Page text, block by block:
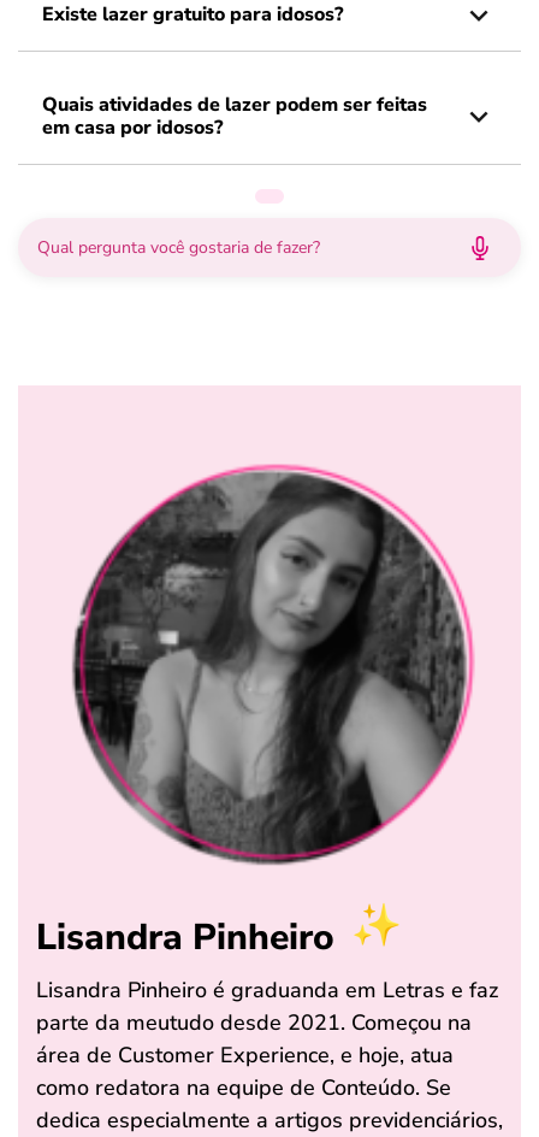
Existe lazer gratuito para idosos?
Quais atividades de lazer podem ser feitas
em casa por idosos?
Lisandra Pinheiro
Lisandra Pinheiro é graduanda em Letras e faz
parte da meutudo desde 2021. Começou na
área de Customer Experience, e hoje, atua
como redatora na equipe de Conteúdo. Se
dedica especialmente a artigos previdenciários,